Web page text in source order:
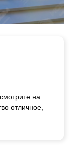
на
отличное,